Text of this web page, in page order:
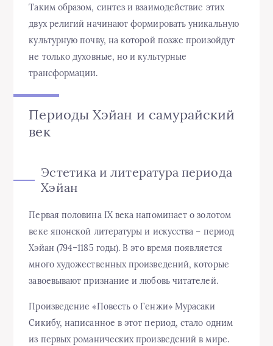
Таким образом, синтез и взаимодействие этих
двух религий начинают формировать уникальную
культурную почву, на которой позже произойдут
не только духовные, но и культурные
трансформации.
Периоды Хэйан и самурайский
век
Эстетика и литература периода
Хэйан
Первая половина IX века напоминает о золотом
веке японской литературы и искусства – период
Хэйан (794–1185 годы). В это время появляется
много художественных произведений, которые
завоевывают признание и любовь читателей.
Произведение «Повесть о Генжи» Мурасаки
Сикибу, написанное в этот период, стало одним
из первых романических произведений в мире.